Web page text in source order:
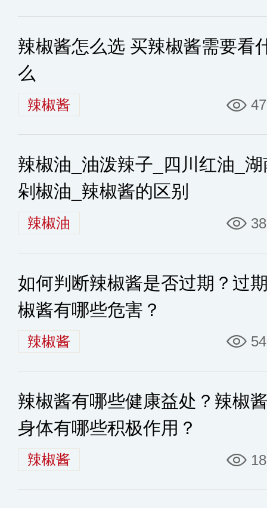
辣椒酱怎么选 买辣椒酱需要看
么
辣椒酱
辣椒油_油泼辣子_四川红油_湖
剁椒油_辣椒酱的区别
辣椒油
如何判断辣椒酱是否过期？过
椒酱有哪些危害？
辣椒酱
辣椒酱有哪些健康益处？辣椒
身体有哪些积极作用？
辣椒酱